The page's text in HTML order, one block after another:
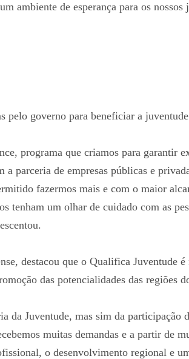
ambiente de esperança para os nossos
pelo governo para beneficiar a
programa que criamos para garantir
parceria de empresas públicas e
fazermos mais e com o maior
tenham um olhar de cuidado com as
destacou que o Qualifica Juventude
das potencialidades das regiões
da Juventude, mas sim da participação
muitas demandas e a partir de
o desenvolvimento regional e